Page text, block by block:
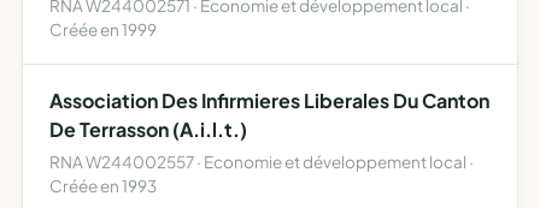
RNA W244002571 · Economie et développement local ·
Créée en 1999
Association Des Infirmieres Liberales Du Canton
De Terrasson (A.i.l.t.)
RNA W244002557 · Economie et développement local ·
Créée en 1993